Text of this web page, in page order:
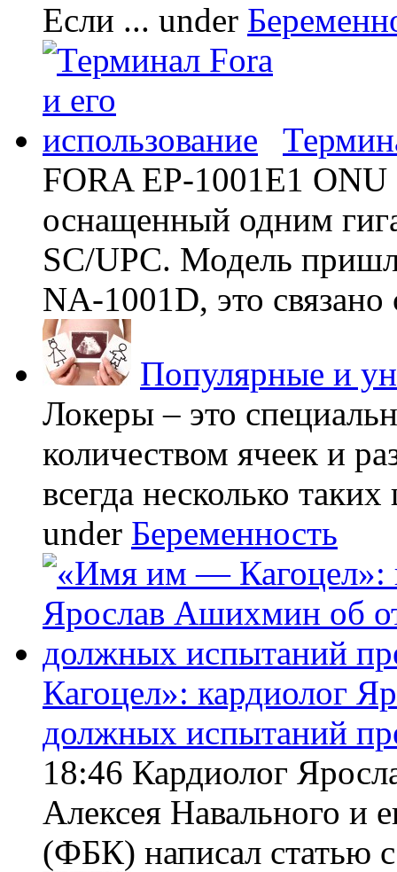
Если ... under
FORA EP-1001E1 ONU
оснащенный одним
SC/UPC. Модель
NA-1001D, это связано
Популярные и
Локеры – это
количеством ячеек и
всегда несколько
under Беременность
Кагоцел»: кардиолог
должных испытаний
18:46 Кардиолог
Алексея Навального и
(ФБК) написал статью